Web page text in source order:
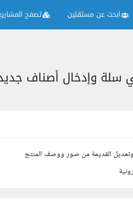
ابحث عن مستقلين تصفح
سلة وإدخال أصناف
القديمة من صور ووصف المنتج